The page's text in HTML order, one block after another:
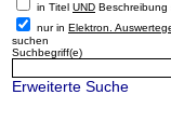
in Titel UND Beschreibung
nur in Elektron.
suchen
Suchbegriff(e)
Erweiterte Suche